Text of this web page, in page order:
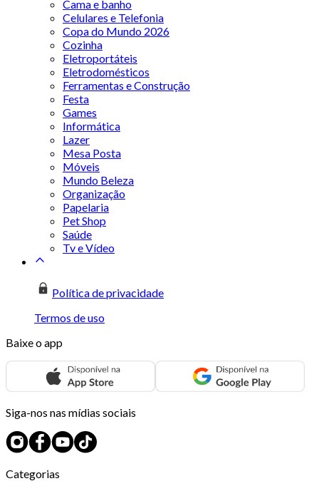
Cama e banho
Celulares e Telefonia
Copa do Mundo 2026
Cozinha
Eletroportáteis
Eletrodomésticos
Ferramentas e Construção
Festa
Games
Informática
Lazer
Mesa Posta
Móveis
Mundo Beleza
Organização
Papelaria
Pet Shop
Saúde
Tv e Vídeo
Política de privacidade
Termos de uso
Baixe o app
Siga-nos nas mídias sociais
Categorias